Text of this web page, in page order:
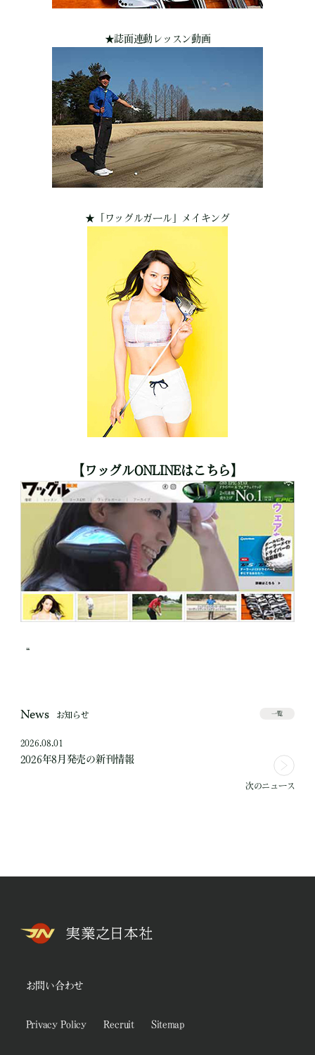
★誌面連動レッスン動画
★ 「ワッグルガール」メイキング
【ワッグルONLINEはこちら】
“
News お知らせ 一覧
2026.08.01
2026年8月発売の新刊情報
次のニュース
お問い合わせ
Privacy Policy Recruit Sitemap